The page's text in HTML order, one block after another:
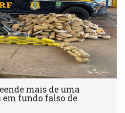
mais de uma
em fundo falso de